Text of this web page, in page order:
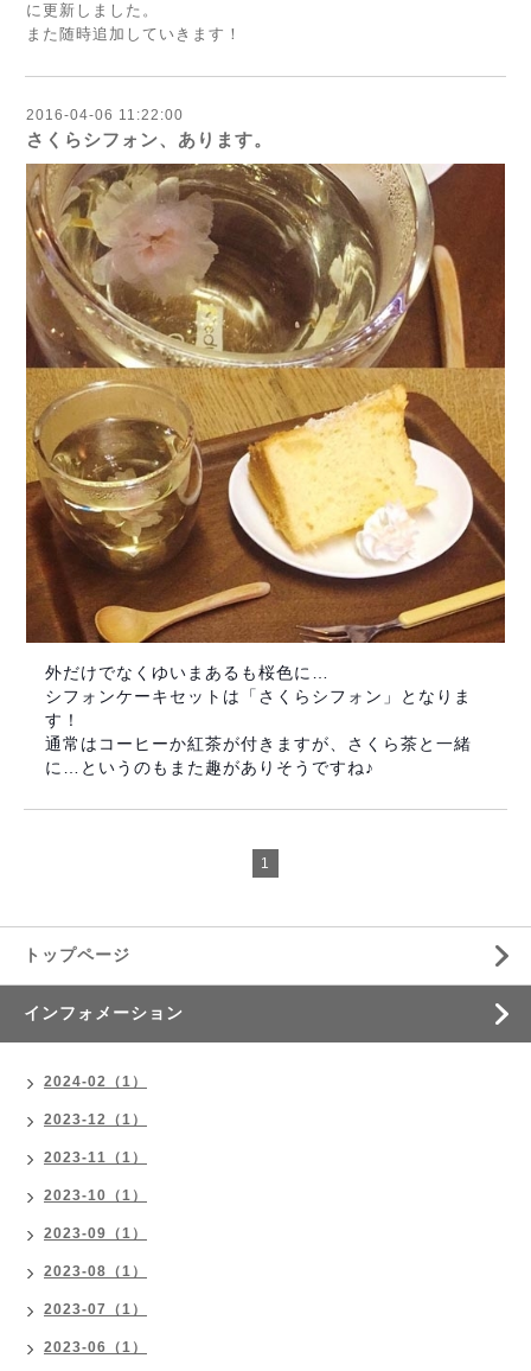
に更新しました。
また随時追加していきます！
2016-04-06 11:22:00
さくらシフォン、あります。
外だけでなくゆいまあるも桜色に…
シフォンケーキセットは「さくらシフォン」となり ま
す！
通常はコーヒーか紅茶が付きますが、さくら茶と一緒
に… というのもまた趣がありそうですね♪
1
トップページ
インフォメーション
2024-02（1）
2023-12（1）
2023-11（1）
2023-10（1）
2023-09（1）
2023-08（1）
2023-07（1）
2023-06（1）